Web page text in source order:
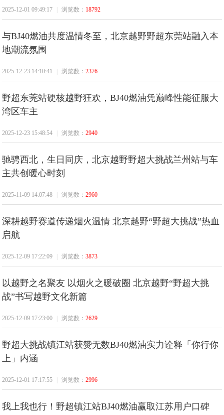
华
经
讯
2025-12-01 09:49:17 浏览数： 18792
与BJ40燃油共度温情冬至，北京越野野超东莞站融入本
地潮流氛围
2025-12-23 14:10:41 浏览数：2376
野超东莞站硬核越野狂欢，BJ40燃油凭巅峰性能征服大
湾区车主
2025-12-23 15:48:54 浏览数：2940
驰骋西北，生日同庆，北京越野野超大挑战兰州站与车
主共创暖心时刻
2025-11-09 14:07:48 浏览数：2960
深耕越野赛道传递烟火温情 北京越野“野超大挑战”热血
启航
2025-12-09 17:22:09 浏览数：3873
以越野之名聚友 以烟火之暖破圈 北京越野“野超大挑
战”书写越野文化新篇
2025-12-09 17:23:00 浏览数：2629
野超大挑战镇江站获赞无数BJ40燃油实力诠释「你行你
上」内涵
2025-12-01 17:17:55 浏览数：2996
我上我也行！野超镇江站BJ40燃油赢取江苏用户口碑